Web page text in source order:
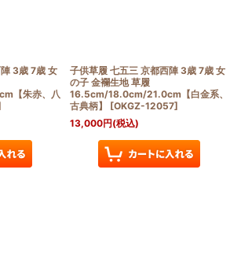
3歳 7歳 女
【朱赤、八
子供草履 七五三 京都西陣 3歳 7歳 女
の子 金襴生地 草履
16.5cm/18.0cm/21.0cm【白金系、
古典柄】
[OKGZ-12057]
13,000円(税込)